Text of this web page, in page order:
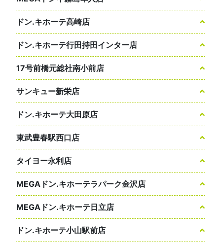
ドン.キホーテ高崎店
ドン.キホーテ行田持田インター店
17号前橋元総社南小前店
サンキュー新栄店
ドン.キホーテ大田原店
東武豊春駅西口店
タイヨー永利店
MEGAドン.キホーテラパーク金沢店
MEGAドン.キホーテ日立店
ドン.キホーテ小山駅前店